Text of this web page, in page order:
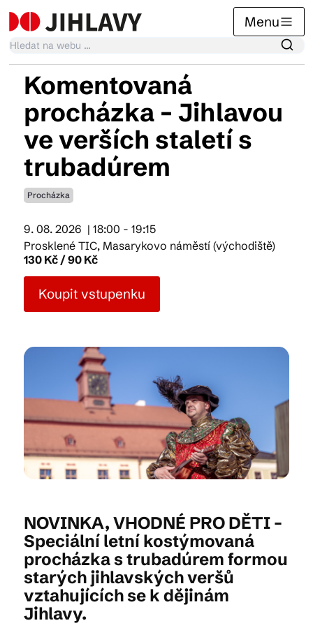
Menu
Kalendář akcí
Tradiční akce
Články
Suvenýry
Praktické info
Kam vyrazit
CS DE
Komentovaná
procházka – Jihlavou
ve verších staletí s
trubadúrem
Procházka
9. 08. 2026 | 18:00 - 19:15
Prosklené TIC, Masarykovo náměstí (východiště)
130 Kč / 90 Kč
Koupit vstupenku
NOVINKA, VHODNÉ PRO DĚTI –
Speciální letní kostýmovaná
procházka s trubadúrem formou
starých jihlavských veršů
vztahujících se k dějinám
Jihlavy.